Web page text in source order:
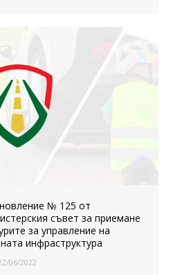
№ 125 от
съвет за приемане
за управление на
инфраструктура
06/2022